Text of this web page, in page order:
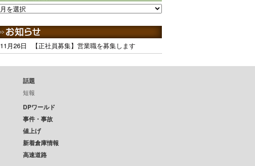
11月26日 【正社員募集】営業職を募集します
話題
短報
DPワールド
事件・事故
値上げ
新着倉庫情報
高速道路